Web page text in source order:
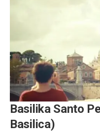
Basilika Santo
Basilica)